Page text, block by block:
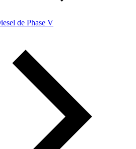
de Phase V